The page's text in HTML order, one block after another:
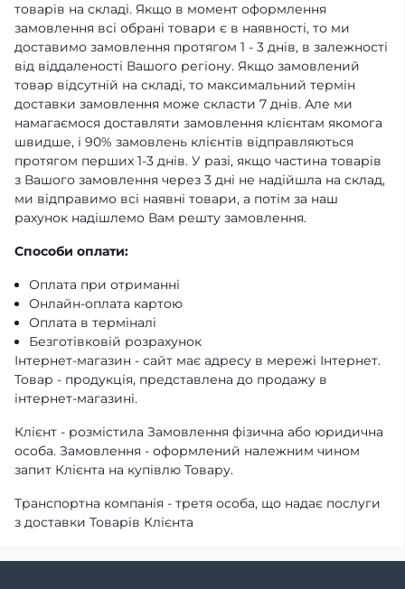
товарів на складі. Якщо в момент оформлення
замовлення всі обрані товари є в наявності, то ми
доставимо замовлення протягом 1 - 3 днів, в залежності
від віддаленості Вашого регіону. Якщо замовлений
товар відсутній на складі, то максимальний термін
доставки замовлення може скласти 7 днів. Але ми
намагаємося доставляти замовлення клієнтам якомога
швидше, і 90% замовлень клієнтів відправляються
протягом перших 1-3 днів. У разі, якщо частина товарів
з Вашого замовлення через 3 дні не надійшла на склад,
ми відправимо всі наявні товари, а потім за наш
рахунок надішлемо Вам решту замовлення.
Способи оплати:
Оплата при отриманні
Онлайн-оплата картою
Оплата в терміналі
Безготівковій розрахунок
Інтернет-магазин - сайт має адресу в мережі Інтернет.
Товар - продукція, представлена ​​до продажу в
інтернет-магазині.
Клієнт - розмістила Замовлення фізична або юридична
особа. Замовлення - оформлений належним чином
запит Клієнта на купівлю Товару.
Транспортна компанія - третя особа, що надає послуги
з доставки Товарів Клієнта